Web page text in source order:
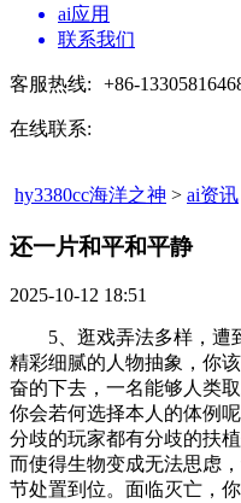
ai应用
联系我们
客服热线: +86-
在线联系:
hy3380cc海洋之神 > ai资讯
还一片和平和平静​
2025-10-12 18:51
5、逛戏弄法多样，遭
精彩细腻的人物抽象，你
奋的下去，一名能够人类
你会若何选择本人的体例
分歧的玩家都有分歧的扶
而使得生物变成无法思虑
节处置到位。面临灭亡，